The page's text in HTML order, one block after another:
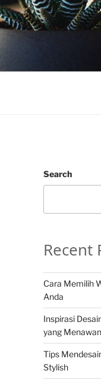
Search
Recent
Cara Memilih
Anda
Inspirasi
yang Menawan
Tips
Stylish